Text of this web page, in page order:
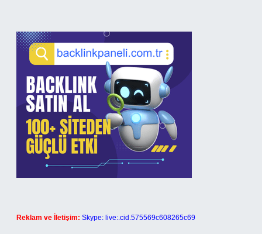
Reklam ve İletişim: Skype: live:.cid.575569c608265c69